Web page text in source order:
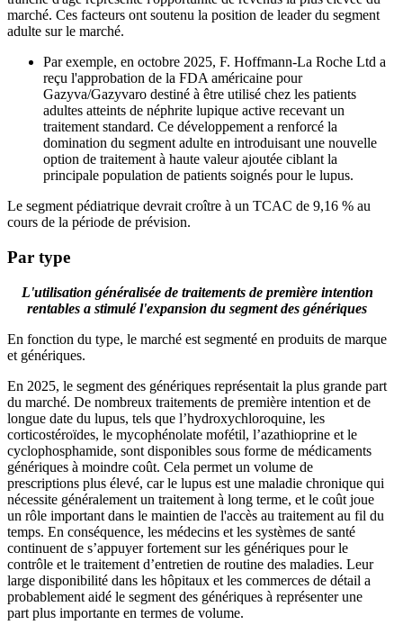
marché. Ces facteurs ont soutenu la position de leader du segment
adulte sur le marché.
Par exemple, en octobre 2025, F. Hoffmann-La Roche Ltd a
reçu l'approbation de la FDA américaine pour
Gazyva/Gazyvaro destiné à être utilisé chez les patients
adultes atteints de néphrite lupique active recevant un
traitement standard. Ce développement a renforcé la
domination du segment adulte en introduisant une nouvelle
option de traitement à haute valeur ajoutée ciblant la
principale population de patients soignés pour le lupus.
Le segment pédiatrique devrait croître à un TCAC de 9,16 % au
cours de la période de prévision.
Par type
L'utilisation généralisée de traitements de première intention
rentables a stimulé l'expansion du segment des génériques
En fonction du type, le marché est segmenté en produits de marque
et génériques.
En 2025, le segment des génériques représentait la plus grande part
du marché. De nombreux traitements de première intention et de
longue date du lupus, tels que l’hydroxychloroquine, les
corticostéroïdes, le mycophénolate mofétil, l’azathioprine et le
cyclophosphamide, sont disponibles sous forme de médicaments
génériques à moindre coût. Cela permet un volume de
prescriptions plus élevé, car le lupus est une maladie chronique qui
nécessite généralement un traitement à long terme, et le coût joue
un rôle important dans le maintien de l'accès au traitement au fil du
temps. En conséquence, les médecins et les systèmes de santé
continuent de s’appuyer fortement sur les génériques pour le
contrôle et le traitement d’entretien de routine des maladies. Leur
large disponibilité dans les hôpitaux et les commerces de détail a
probablement aidé le segment des génériques à représenter une
part plus importante en termes de volume.